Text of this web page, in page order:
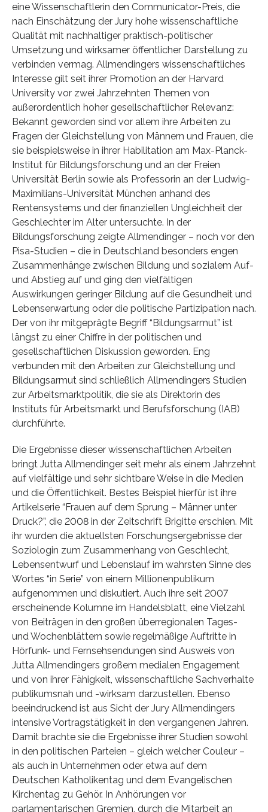
eine Wissenschaftlerin den Communicator-Preis, die
nach Einschätzung der Jury hohe wissenschaftliche
Qualität mit nachhaltiger praktisch-politischer
Umsetzung und wirksamer öffentlicher Darstellung zu
verbinden vermag. Allmendingers wissenschaftliches
Interesse gilt seit ihrer Promotion an der Harvard
University vor zwei Jahrzehnten Themen von
außerordentlich hoher gesellschaftlicher Relevanz:
Bekannt geworden sind vor allem ihre Arbeiten zu
Fragen der Gleichstellung von Männern und Frauen, die
sie beispielsweise in ihrer Habilitation am Max-Planck-
Institut für Bildungsforschung und an der Freien
Universität Berlin sowie als Professorin an der Ludwig-
Maximilians-Universität München anhand des
Rentensystems und der finanziellen Ungleichheit der
Geschlechter im Alter untersuchte. In der
Bildungsforschung zeigte Allmendinger – noch vor den
Pisa-Studien – die in Deutschland besonders engen
Zusammenhänge zwischen Bildung und sozialem Auf-
und Abstieg auf und ging den vielfältigen
Auswirkungen geringer Bildung auf die Gesundheit und
Lebenserwartung oder die politische Partizipation nach.
Der von ihr mitgeprägte Begriff “Bildungsarmut” ist
längst zu einer Chiffre in der politischen und
gesellschaftlichen Diskussion geworden. Eng
verbunden mit den Arbeiten zur Gleichstellung und
Bildungsarmut sind schließlich Allmendingers Studien
zur Arbeitsmarktpolitik, die sie als Direktorin des
Instituts für Arbeitsmarkt und Berufsforschung (IAB)
durchführte.
Die Ergebnisse dieser wissenschaftlichen Arbeiten
bringt Jutta Allmendinger seit mehr als einem Jahrzehnt
auf vielfältige und sehr sichtbare Weise in die Medien
und die Öffentlichkeit. Bestes Beispiel hierfür ist ihre
Artikelserie “Frauen auf dem Sprung – Männer unter
Druck?”, die 2008 in der Zeitschrift Brigitte erschien. Mit
ihr wurden die aktuellsten Forschungsergebnisse der
Soziologin zum Zusammenhang von Geschlecht,
Lebensentwurf und Lebenslauf im wahrsten Sinne des
Wortes “in Serie” von einem Millionenpublikum
aufgenommen und diskutiert. Auch ihre seit 2007
erscheinende Kolumne im Handelsblatt, eine Vielzahl
von Beiträgen in den großen überregionalen Tages-
und Wochenblättern sowie regelmäßige Auftritte in
Hörfunk- und Fernsehsendungen sind Ausweis von
Jutta Allmendingers großem medialen Engagement
und von ihrer Fähigkeit, wissenschaftliche Sachverhalte
publikumsnah und -wirksam darzustellen. Ebenso
beeindruckend ist aus Sicht der Jury Allmendingers
intensive Vortragstätigkeit in den vergangenen Jahren.
Damit brachte sie die Ergebnisse ihrer Studien sowohl
in den politischen Parteien – gleich welcher Couleur –
als auch in Unternehmen oder etwa auf dem
Deutschen Katholikentag und dem Evangelischen
Kirchentag zu Gehör. In Anhörungen vor
parlamentarischen Gremien, durch die Mitarbeit an